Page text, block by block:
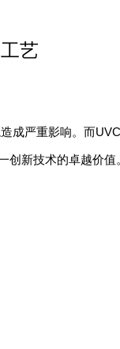
艺
成严重影响。而
新技术的卓越价值